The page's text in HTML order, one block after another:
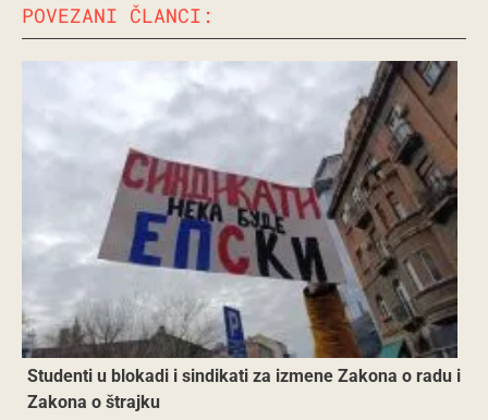
POVEZANI ČLANCI:
Studenti u blokadi i sindikati za izmene Zakona o radu i
Zakona o štrajku